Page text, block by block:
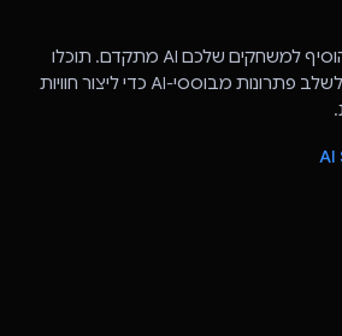
Gemini API מאפשר לכם להוסיף למשחקים שלכם AI מתקדם. תוכלו
להתנסות בתכונות חדשות ולשלב פתרונות מבוססי-AI כדי ליצור חוויות